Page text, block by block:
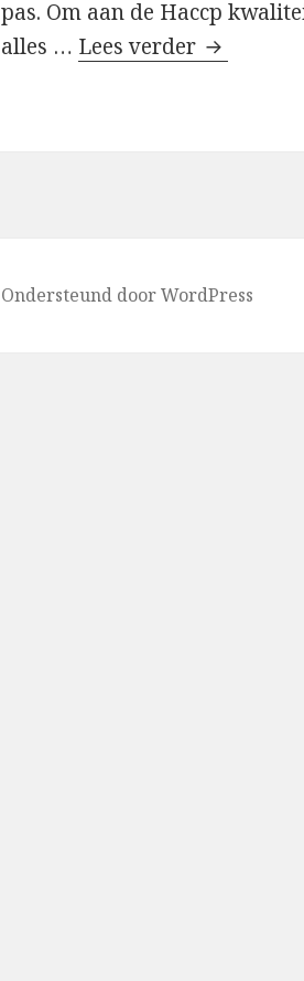
pas. Om aan de Haccp
alles … Lees verder Jouw
Ondersteund door WordPress